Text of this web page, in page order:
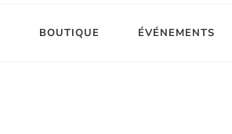
BOUTIQUE ÉVÉNEMENTS